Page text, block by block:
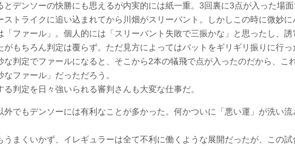
とデンソーの快勝にも思えるが内実的には紙一重。3回裏に3点が入った場
ストライクに追い込まれてから川畑がスリーバント。しかしこの時に微妙に
「ファール」。個人的には「スリーバント失敗で三振かな」と思ったし、誘
がもちろん判定は覆らず。ただ見方によってはバットをギリギリ振りに行っ
な判定でファールになると、そこから2本の犠飛で点が入ったのだから、こ
ファール」だっただろう。
る判定を日々強いられる審判さんも大変な仕事だ。
外でもデンソーには有利なことが多かった。何かついに「悪い運」が洗い流
うまくいかず、イレギュラーは全て不利に働くような展開だったが、この試